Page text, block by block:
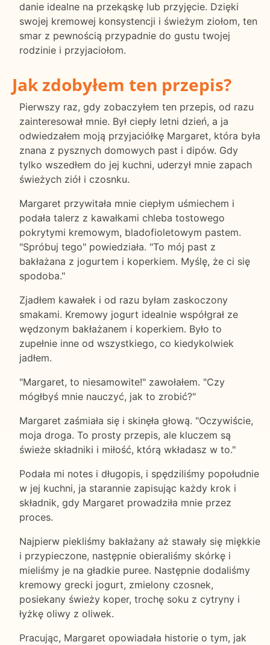
danie idealne na przekąskę lub przyjęcie. Dzięki
swojej kremowej konsystencji i świeżym ziołom, ten
smar z pewnością przypadnie do gustu twojej
rodzinie i przyjaciołom.
Jak zdobyłem ten przepis?
Pierwszy raz, gdy zobaczyłem ten przepis, od razu
zainteresował mnie. Był ciepły letni dzień, a ja
odwiedzałem moją przyjaciółkę Margaret, która była
znana z pysznych domowych past i dipów. Gdy
tylko wszedłem do jej kuchni, uderzył mnie zapach
świeżych ziół i czosnku.
Margaret przywitała mnie ciepłym uśmiechem i
podała talerz z kawałkami chleba tostowego
pokrytymi kremowym, bladofioletowym pastem.
"Spróbuj tego" powiedziała. "To mój past z
bakłażana z jogurtem i koperkiem. Myślę, że ci się
spodoba."
Zjadłem kawałek i od razu byłam zaskoczony
smakami. Kremowy jogurt idealnie współgrał ze
wędzonym bakłażanem i koperkiem. Było to
zupełnie inne od wszystkiego, co kiedykolwiek
jadłem.
"Margaret, to niesamowite!" zawołałem. "Czy
mógłbyś mnie nauczyć, jak to zrobić?"
Margaret zaśmiała się i skinęła głową. "Oczywiście,
moja droga. To prosty przepis, ale kluczem są
świeże składniki i miłość, którą wkładasz w to."
Podała mi notes i długopis, i spędziliśmy popołudnie
w jej kuchni, ja starannie zapisując każdy krok i
składnik, gdy Margaret prowadziła mnie przez
proces.
Najpierw piekliśmy bakłażany aż stawały się miękkie
i przypieczone, następnie obieraliśmy skórkę i
mieliśmy je na gładkie puree. Następnie dodaliśmy
kremowy grecki jogurt, zmielony czosnek,
posiekany świeży koper, trochę soku z cytryny i
łyżkę oliwy z oliwek.
Pracując, Margaret opowiadała historie o tym, jak